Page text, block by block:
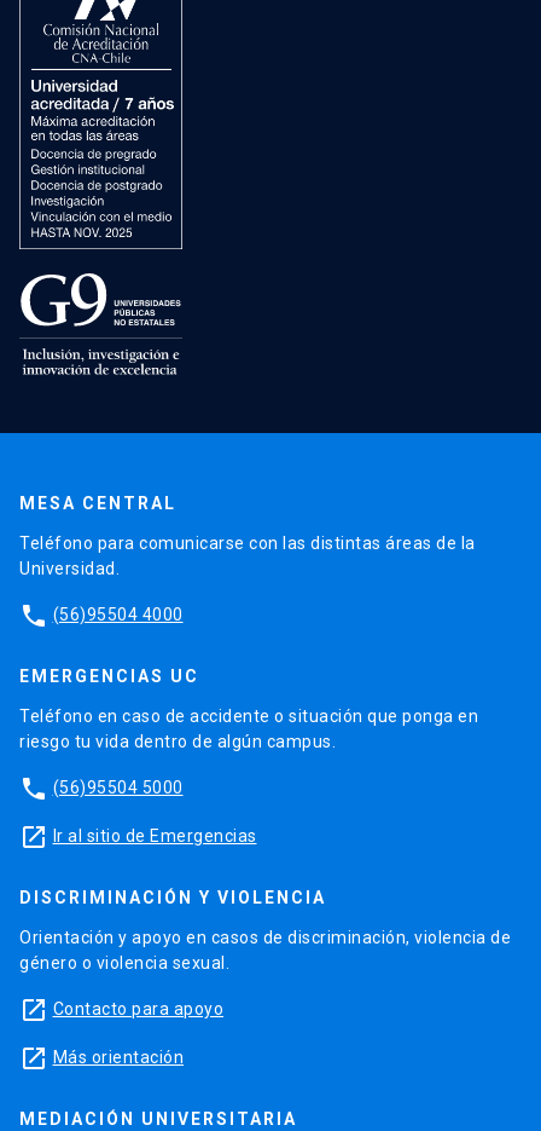
MESA CENTRAL
Teléfono para comunicarse con las distintas áreas de la
Universidad.
phone (56)95504 4000
EMERGENCIAS UC
Teléfono en caso de accidente o situación que ponga en
riesgo tu vida dentro de algún campus.
phone (56)95504 5000
launch Ir al sitio de Emergencias
DISCRIMINACIÓN Y VIOLENCIA
Orientación y apoyo en casos de discriminación, violencia de
género o violencia sexual.
launch Contacto para apoyo
launch Más orientación
MEDIACIÓN UNIVERSITARIA